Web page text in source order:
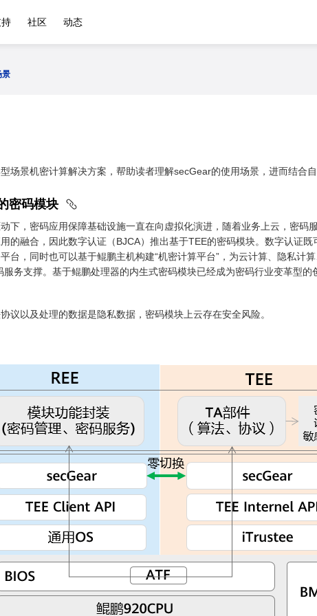
社区 动态
景
场景机密计算解决方案，帮助读者理解secGear的使用场景，进而结合
密码模块
下，密码应用保障基础设施一直在向虚拟化演进，随着业务上云，密码
的融合，因此数字认证（BJCA）推出基于TEE的密码模块。数字认证
台，同时也可以基于鲲鹏主机构建“机密计算平台”，为云计算、隐私计
服务支撑。基于鲲鹏处理器的内生式密码模块已经成为密码行业变革型
议以及处理的数据是隐私数据，密码模块上云存在安全风险。